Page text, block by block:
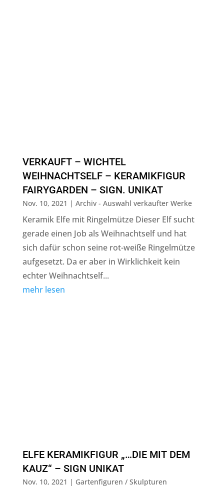
VERKAUFT – WICHTEL
WEIHNACHTSELF – KERAMIKFIGUR
FAIRYGARDEN – SIGN. UNIKAT
Nov. 10, 2021 | Archiv - Auswahl verkaufter Werke
Keramik Elfe mit Ringelmütze Dieser Elf sucht
gerade einen Job als Weihnachtself und hat
sich dafür schon seine rot-weiße Ringelmütze
aufgesetzt. Da er aber in Wirklichkeit kein
echter Weihnachtself...
mehr lesen
ELFE KERAMIKFIGUR „…DIE MIT DEM
KAUZ“ – SIGN UNIKAT
Nov. 10, 2021 | Gartenfiguren / Skulpturen